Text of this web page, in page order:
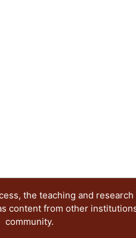
the teaching and
content from other
community.